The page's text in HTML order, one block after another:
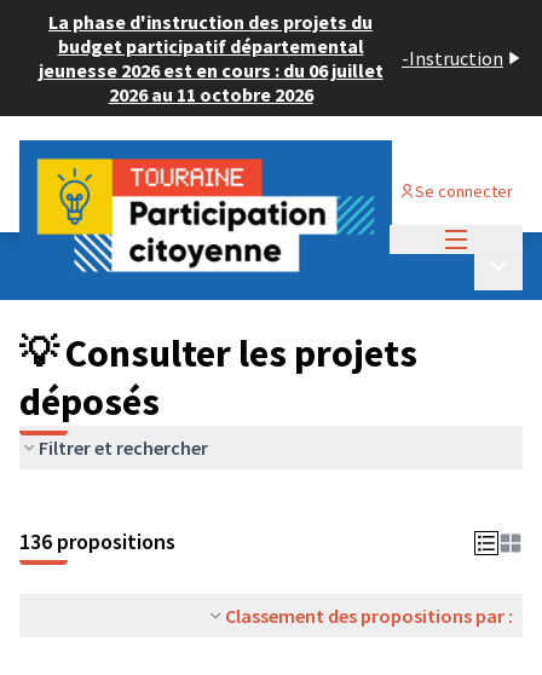
La phase d'instruction des projets du
budget participatif départemental
jeunesse 2026 est en cours : du 06 juillet
2026 au 11 octobre 2026
-Instruction
Se connecter
Budget Participatif JEUNESSE 2024
💡 Consulter les projets déposés
💡 Consulter les projets
déposés
Filtrer et rechercher
136 propositions
Classement des propositions par :